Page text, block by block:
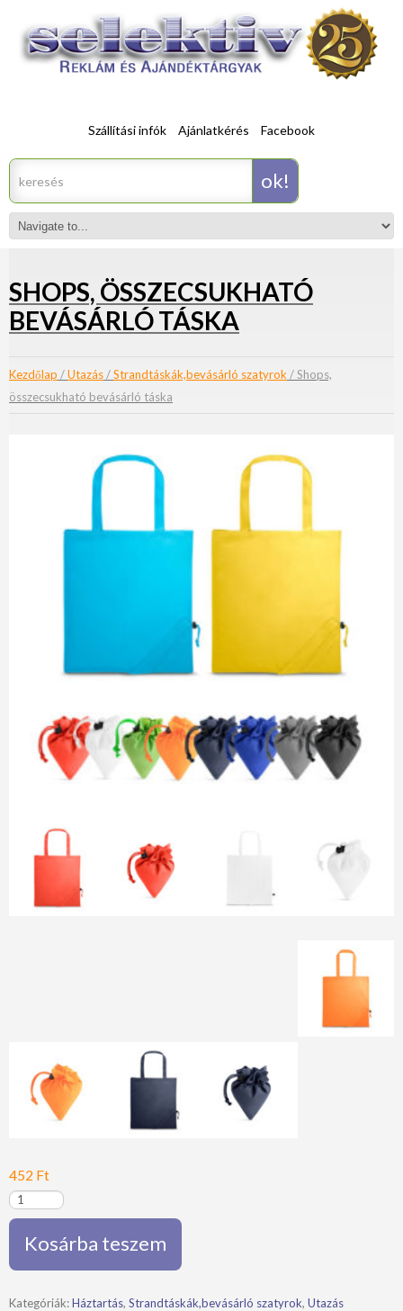
Szállítási infók Ajánlatkérés Facebook
SHOPS, ÖSSZECSUKHATÓ
BEVÁSÁRLÓ TÁSKA
Kezdőlap /Utazás/Strandtáskák,bevásárló szatyrok/ Shops,
összecsukható bevásárló táska
452 Ft
Shops,
összecsukható
bevásárló
táska
mennyiség
Kosárba teszem
Kategóriák:Háztartás, Strandtáskák,bevásárló szatyrok, Utazás